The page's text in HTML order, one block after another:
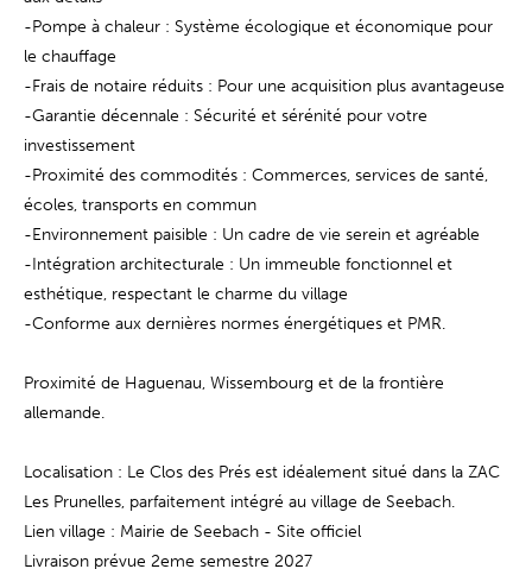
-Pompe à chaleur : Système écologique et économique pour
le chauffage
-Frais de notaire réduits : Pour une acquisition plus avantageuse
-Garantie décennale : Sécurité et sérénité pour votre
investissement
-Proximité des commodités : Commerces, services de santé,
écoles, transports en commun
-Environnement paisible : Un cadre de vie serein et agréable
-Intégration architecturale : Un immeuble fonctionnel et
esthétique, respectant le charme du village
-Conforme aux dernières normes énergétiques et PMR.
Proximité de Haguenau, Wissembourg et de la frontière
allemande.
Localisation : Le Clos des Prés est idéalement situé dans la ZAC
Les Prunelles, parfaitement intégré au village de Seebach.
Lien village : Mairie de Seebach - Site officiel
Livraison prévue 2eme semestre 2027